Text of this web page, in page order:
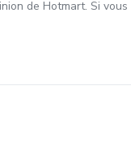
de Hotmart. Si